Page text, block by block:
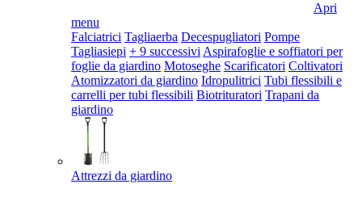
Apri
menu
Falciatrici Tagliaerba Decespugliatori Pompe
Tagliasiepi + 9 successivi Aspirafoglie e soffiatori per
foglie da giardino Motoseghe Scarificatori Coltivatori
Atomizzatori da giardino Idropulitrici Tubi flessibili e
carrelli per tubi flessibili Biotrituratori Trapani da
giardino
Attrezzi da giardino